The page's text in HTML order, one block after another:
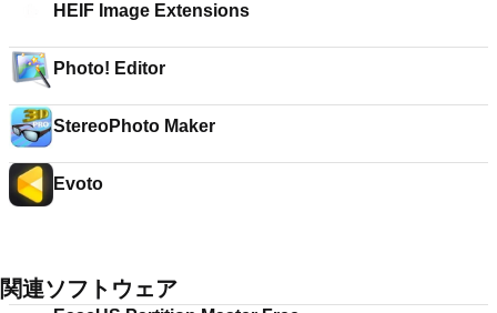
HEIF Image Extensions
Photo! Editor
StereoPhoto Maker
Evoto
関連ソフトウェア